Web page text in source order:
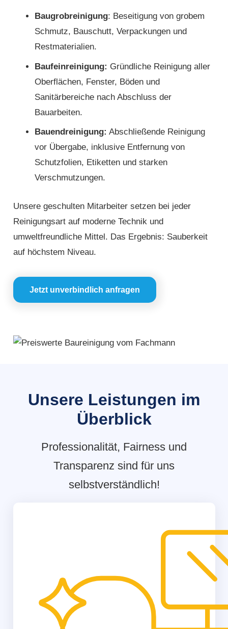
Baugrobreinigung: Beseitigung von grobem
Schmutz, Bauschutt, Verpackungen und
Restmaterialien.
Baufeinreinigung: Gründliche Reinigung aller
Oberflächen, Fenster, Böden und
Sanitärbereiche nach Abschluss der
Bauarbeiten.
Bauendreinigung: Abschließende Reinigung
vor Übergabe, inklusive Entfernung von
Schutzfolien, Etiketten und starken
Verschmutzungen.
Unsere geschulten Mitarbeiter setzen bei jeder
Reinigungsart auf moderne Technik und
umweltfreundliche Mittel. Das Ergebnis: Sauberkeit
auf höchstem Niveau.
Jetzt unverbindlich anfragen
Unsere Leistungen im
Überblick
Professionalität, Fairness und
Transparenz sind für uns
selbstverständlich!